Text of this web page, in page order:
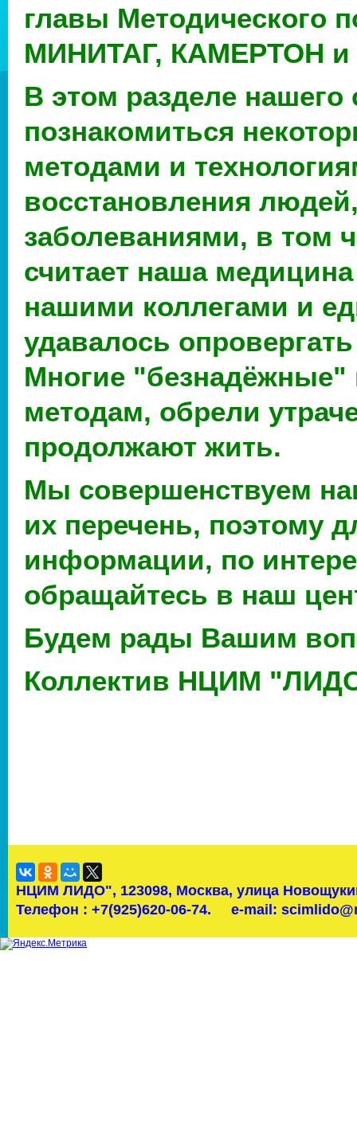
главы Методического
МИНИТАГ, КАМЕРТОН
В этом разделе
познакомиться
методами и
восстановления
заболеваниями, в том
считает наша
нашими коллегами и
удавалось
Многие
методам, обрели
продолжают жить.
Мы совершенствуем
их перечень, поэтому
информации, по
обращайтесь в наш
Будем рады Вашим
Коллектив НЦИМ
НЦИМ ЛИДО", 123098, Москва, улица
Телефон : +7(925)620-06-74.
e-mail: